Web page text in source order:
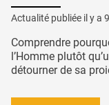
Actualité publiée il y a
Comprendre
l’Homme plutôt
détourner de sa